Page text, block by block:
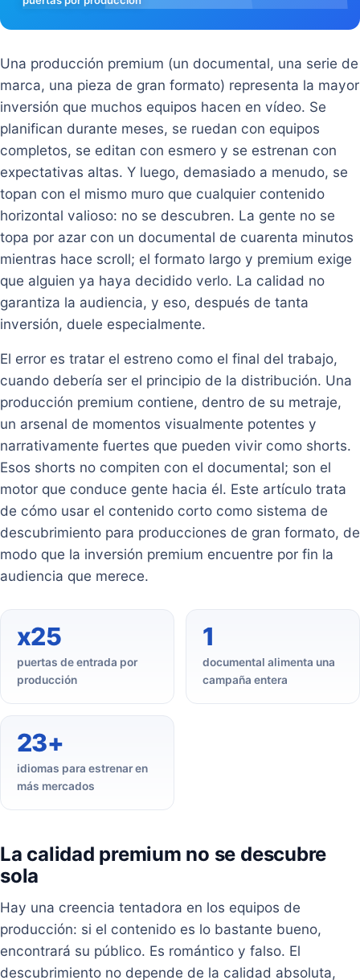
Una producción premium (un documental, una serie de
marca, una pieza de gran formato) representa la mayor
inversión que muchos equipos hacen en vídeo. Se
planifican durante meses, se ruedan con equipos
completos, se editan con esmero y se estrenan con
expectativas altas. Y luego, demasiado a menudo, se
topan con el mismo muro que cualquier contenido
horizontal valioso: no se descubren. La gente no se
topa por azar con un documental de cuarenta minutos
mientras hace scroll; el formato largo y premium exige
que alguien ya haya decidido verlo. La calidad no
garantiza la audiencia, y eso, después de tanta
inversión, duele especialmente.
El error es tratar el estreno como el final del trabajo,
cuando debería ser el principio de la distribución. Una
producción premium contiene, dentro de su metraje,
un arsenal de momentos visualmente potentes y
narrativamente fuertes que pueden vivir como shorts.
Esos shorts no compiten con el documental; son el
motor que conduce gente hacia él. Este artículo trata
de cómo usar el contenido corto como sistema de
descubrimiento para producciones de gran formato, de
modo que la inversión premium encuentre por fin la
audiencia que merece.
x25
puertas de entrada por
producción
1
documental alimenta una
campaña entera
23+
idiomas para estrenar en
más mercados
La calidad premium no se descubre
sola
Hay una creencia tentadora en los equipos de
producción: si el contenido es lo bastante bueno,
encontrará su público. Es romántico y falso. El
descubrimiento no depende de la calidad absoluta,